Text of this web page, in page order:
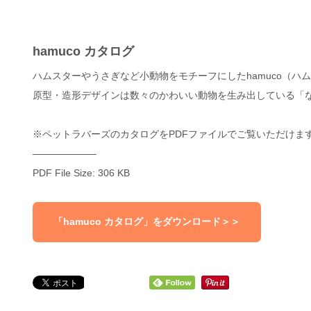
hamuco カタログ
ハムスターやうさぎなど小動物をモチーフにしたhamuco（ハム
原型・造形デザインは数々のかわいい動物を生み出している「
※ペットラバーズのカタログをPDFファイルでご覧いただけます
——————–
PDF File Size: 306 KB
「hamuco カタログ」をダウンロード＞＞